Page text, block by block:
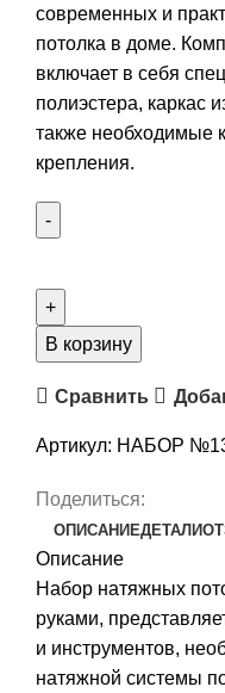
6875,00 ₽.
современных и
потолка в доме.
включает в себя
полиэстера, каркас
также необходимые
крепления.
Комплект
натяжного
“Своими
№13
для
комнаты
3.1
х
4.8м
В корзину
Сравнить
Артикул: НАБОР
Поделиться:
ОПИСАНИЕДЕТАЛИ
Описание
Набор натяжных
руками,
и инструментов,
натяжной системы